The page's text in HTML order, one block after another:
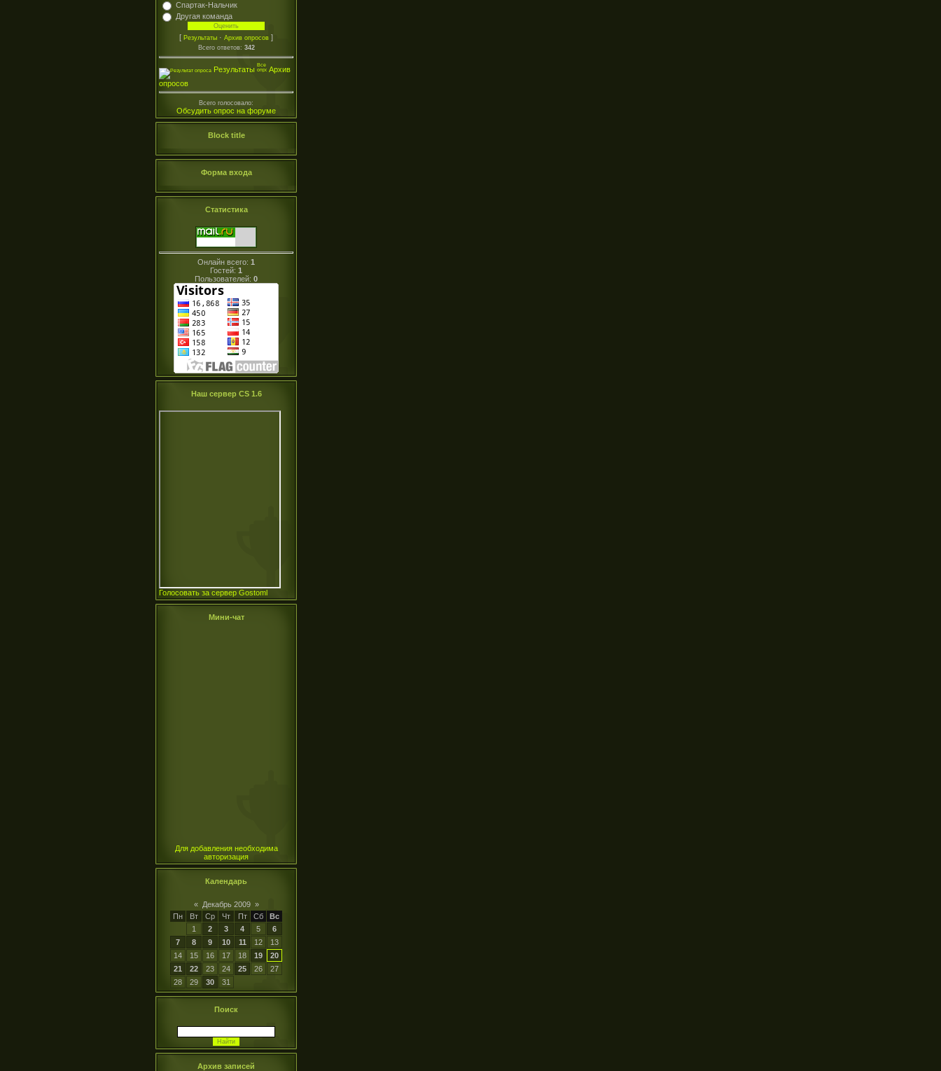
Спартак-Нальчик
Другая команда
[ Результаты · Архив опросов ]
Всего ответов: 342
Результаты
Архив
опросов
Всего голосовало:
Обсудить опрос на форуме
Block title
Форма входа
Статистика
Онлайн всего: 1
Гостей: 1
Пользователей: 0
Наш сервер CS 1.6
Голосовать за сервер Gostoml
Мини-чат
Для добавления необходима
авторизация
Календарь
« Декабрь 2009 »
Пн
Вт Ср Чт Пт Сб
Вс
1
2 3 4 5
6
7
8 9 10 11 12
13
14
15 16 17 18 19
20
21
22 23 24 25 26
27
28
29 30 31
Поиск
Архив записей